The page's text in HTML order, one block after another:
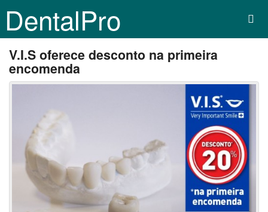
DentalPro
V.I.S oferece desconto na primeira
encomenda